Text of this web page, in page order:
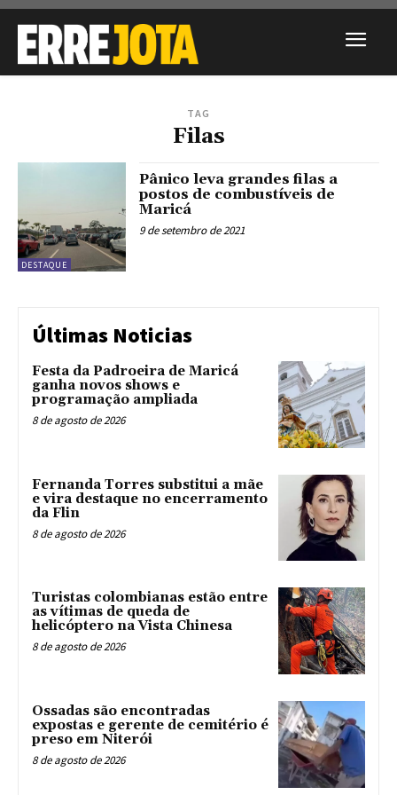
TAG
Filas
DESTAQUE
Pânico leva grandes filas a
postos de combustíveis de
Maricá
9 de setembro de 2021
Últimas Noticias
Festa da Padroeira de Maricá
ganha novos shows e
programação ampliada
8 de agosto de 2026
Fernanda Torres substitui a mãe
e vira destaque no encerramento
da Flin
8 de agosto de 2026
Turistas colombianas estão entre
as vítimas de queda de
helicóptero na Vista Chinesa
8 de agosto de 2026
Ossadas são encontradas
expostas e gerente de cemitério é
preso em Niterói
8 de agosto de 2026